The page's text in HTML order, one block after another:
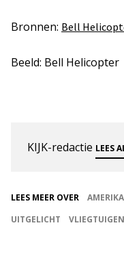
Bronnen: Bell
Beeld: Bell Helicopter
KIJK-redactie LEES
LEES MEER OVER
UITGELICHT